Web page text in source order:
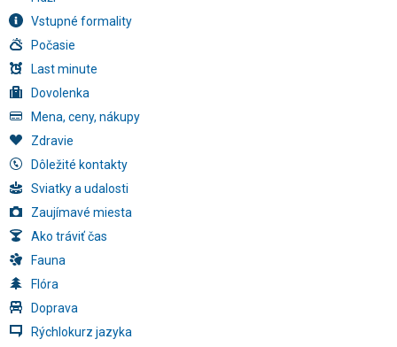
Vstupné formality
Počasie
Last minute
Dovolenka
Mena, ceny, nákupy
Zdravie
Dôležité kontakty
Sviatky a udalosti
Zaujímavé miesta
Ako tráviť čas
Fauna
Flóra
Doprava
Rýchlokurz jazyka